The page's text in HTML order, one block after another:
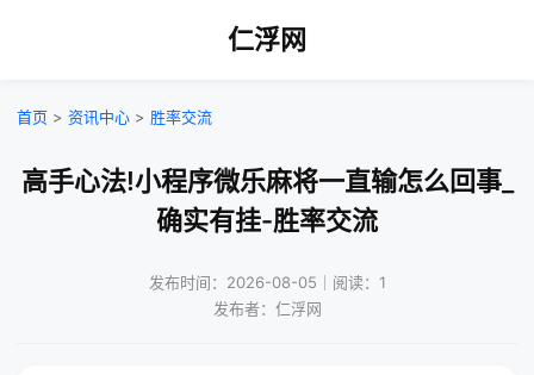
仁浮网
首页 > 资讯中心 > 胜率交流
高手心法!小程序微乐麻将一直输怎么回事_
确实有挂-胜率交流
发布时间：2026-08-05｜阅读：1
发布者：仁浮网